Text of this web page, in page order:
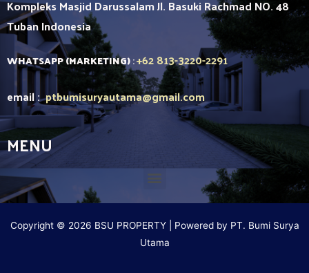
Kompleks Masjid Darussalam Jl. Basuki Rachmad NO. 48
TubanIndonesia
WHATSAPP (MARKETING):+62 813-3220-2291
email :ptbumisuryautama@gmail.com
MENU
Copyright © 2026 BSU PROPERTY | Powered by PT. Bumi Surya
Utama